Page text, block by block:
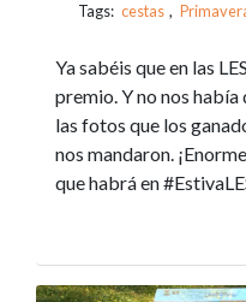
Tags: cestas ,
Ya sabéis que en las
premio. Y no nos
las fotos que los
nos mandaron.
que habrá en